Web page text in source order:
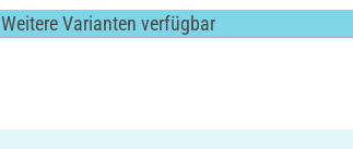
Weitere Varianten verfügbar